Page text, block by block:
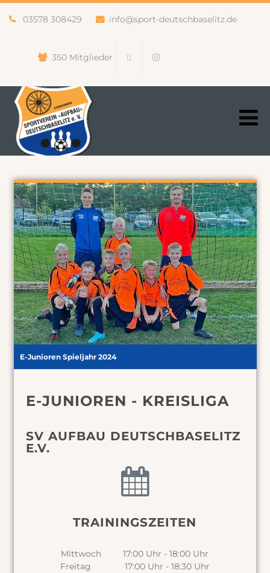
03578 308429 info@sport-deutschbaselitz.de
350 Mitglieder
E-Junioren Spieljahr 2024
E-JUNIOREN - KREISLIGA
SV AUFBAU DEUTSCHBASELITZ
E.V.
TRAININGSZEITEN
Mittwoch 17:00 Uhr - 18:00 Uhr
Freitag 17:00 Uhr - 18:30 Uhr